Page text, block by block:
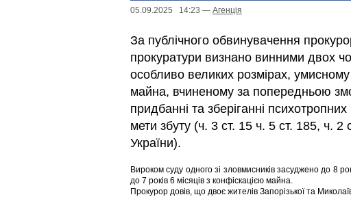
05.09.2025 14:23 — Агенцiя
За публічного обвинувачення
прокуратури визнано винними двох
особливо великих розмірах,
майна, вчиненому за попередньою
придбанні та зберіганні
мети збуту (ч. 3 ст. 15 ч. 5 ст. 185, ч.
України).
Вироком суду одного зі зловмисників засуджено до 8
до 7 років 6 місяців з конфіскацією майна.
Прокурор довів, що двоє жителів Запорізької та